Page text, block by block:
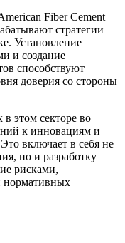
Fiber Cement
стратегии
Установление
и создание
способствуют
доверия со стороны
этом секторе во
к инновациям и
включает в себя не
но и разработку
рисками,
нормативных